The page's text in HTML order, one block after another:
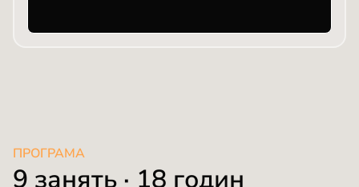
ПРОГРАМА
9 занять · 18 годин